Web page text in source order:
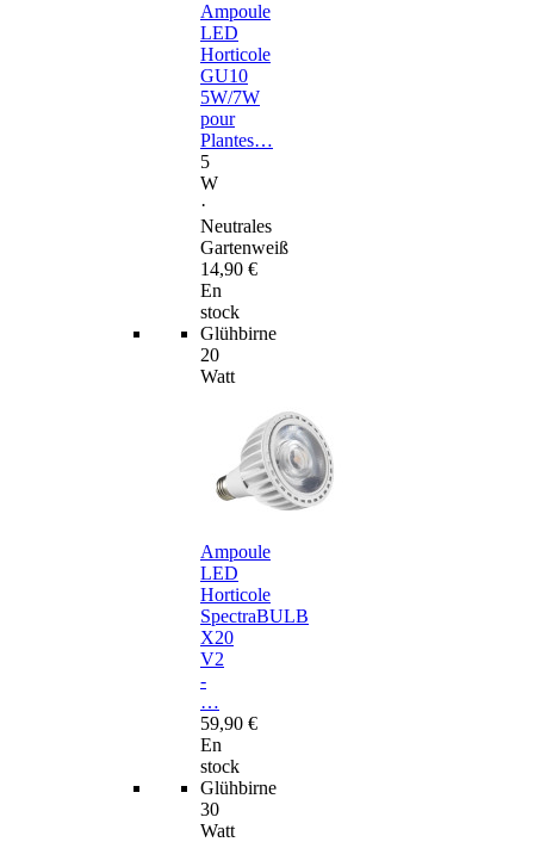
Ampoule
LED
Horticole
GU10
5W/7W
pour
Plantes…
5
W
·
Neutrales
Gartenweiß
14,90 €
En
stock
Glühbirne
20
Watt
Ampoule
LED
Horticole
SpectraBULB
X20
V2
-
…
59,90 €
En
stock
Glühbirne
30
Watt